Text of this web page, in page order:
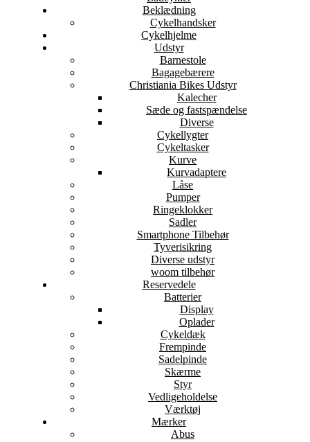
Beklædning
Cykelhandsker
Cykelhjelme
Udstyr
Barnestole
Bagagebærere
Christiania Bikes Udstyr
Kalecher
Sæde og fastspændelse
Diverse
Cykellygter
Cykeltasker
Kurve
Kurvadaptere
Låse
Pumper
Ringeklokker
Sadler
Smartphone Tilbehør
Tyverisikring
Diverse udstyr
woom tilbehør
Reservedele
Batterier
Display
Oplader
Cykeldæk
Frempinde
Sadelpinde
Skærme
Styr
Vedligeholdelse
Værktøj
Mærker
Abus